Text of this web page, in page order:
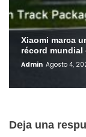
Xiaomi marca
récord
Admin Agosto 4,
Deja una